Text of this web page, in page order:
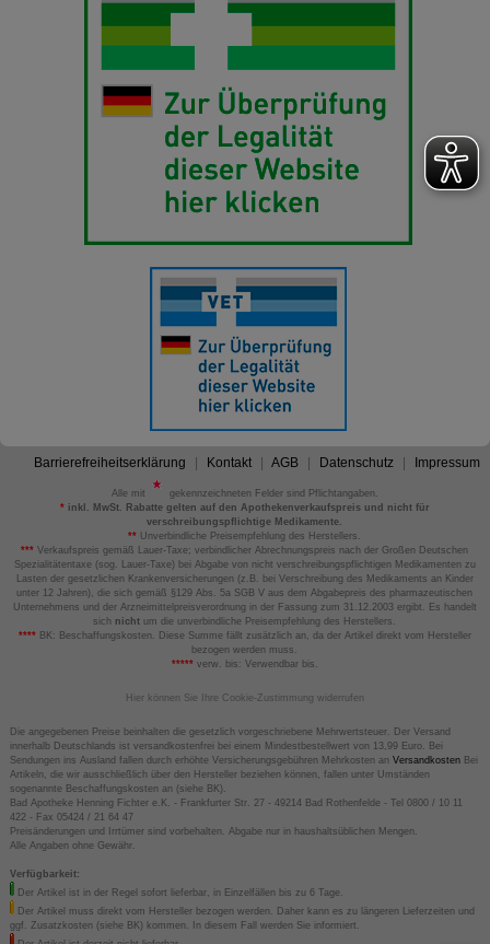
Barrierefreiheitserklärung Kontakt AGB Datenschutz Impressum
Alle mit
gekennzeichneten Felder sind Pflichtangaben.
*inkl. MwSt. Rabatte gelten auf den Apothekenverkaufspreis und nicht für
verschreibungspflichtige Medikamente.
** Unverbindliche Preisempfehlung des Herstellers.
*** Verkaufspreis gemäß Lauer-Taxe; verbindlicher Abrechnungspreis nach der Großen Deutschen
Spezialitätentaxe (sog. Lauer-Taxe) bei Abgabe von nicht verschreibungspflichtigen Medikamenten zu
Lasten der gesetzlichen Krankenversicherungen (z.B. bei Verschreibung des Medikaments an Kinder
unter 12 Jahren), die sich gemäß §129 Abs. 5a SGB V aus dem Abgabepreis des pharmazeutischen
Unternehmens und der Arzneimittelpreisverordnung in der Fassung zum 31.12.2003 ergibt. Es handelt
sich nicht um die unverbindliche Preisempfehlung des Herstellers.
****BK: Beschaffungskosten. Diese Summe fällt zusätzlich an, da der Artikel direkt vom Hersteller
bezogen werden muss.
*****verw. bis: Verwendbar bis.
Hier können Sie Ihre Cookie-Zustimmung widerrufen
Die angegebenen Preise beinhalten die gesetzlich vorgeschriebene Mehrwertsteuer. Der Versand
innerhalb Deutschlands ist versandkostenfrei bei einem Mindestbestellwert von 13,99 Euro. Bei
Sendungen ins Ausland fallen durch erhöhte Versicherungsgebühren Mehrkosten an VersandkostenBei
Artikeln, die wir ausschließlich über den Hersteller beziehen können, fallen unter Umständen
sogenannte Beschaffungskosten an (siehe BK).
Bad Apotheke Henning Fichter e.K. - Frankfurter Str. 27 - 49214 Bad Rothenfelde - Tel 0800 / 10 11
422 - Fax 05424 / 21 64 47
Preisänderungen und Irrtümer sind vorbehalten. Abgabe nur in haushaltsüblichen Mengen.
Alle Angaben ohne Gewähr.
Verfügbarkeit:
Der Artikel ist in der Regel sofort lieferbar, in Einzelfällen bis zu 6 Tage.
Der Artikel muss direkt vom Hersteller bezogen werden. Daher kann es zu längeren Lieferzeiten und
ggf. Zusatzkosten (siehe BK) kommen. In diesem Fall werden Sie informiert.